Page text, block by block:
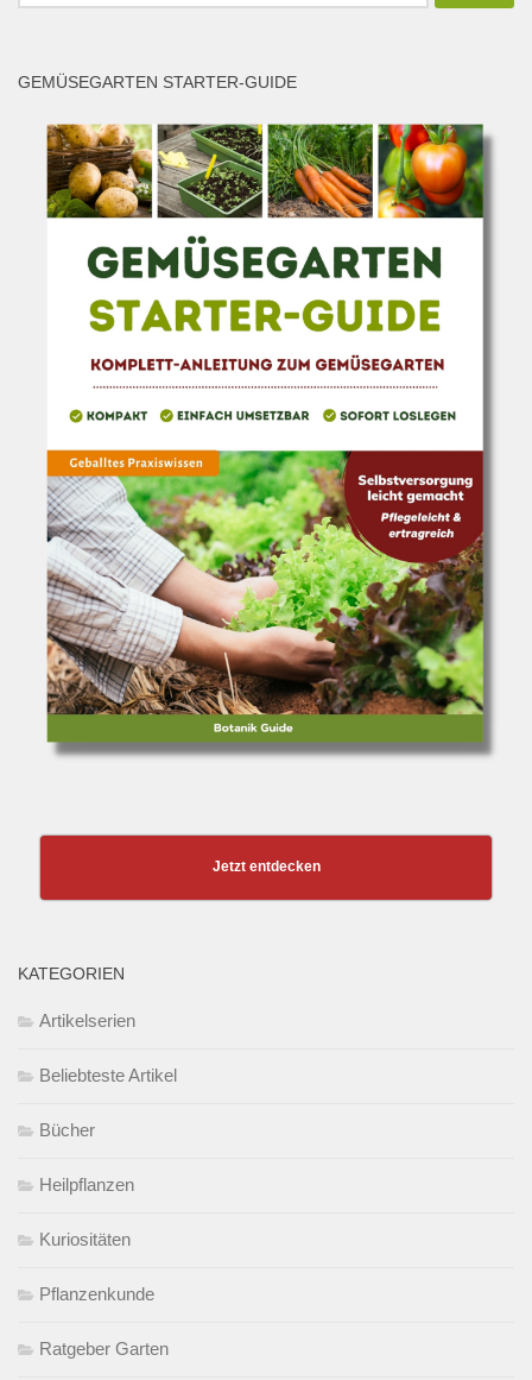
nach:
GEMÜSEGARTEN STARTER-GUIDE
Jetzt entdecken
KATEGORIEN
Artikelserien
Beliebteste Artikel
Bücher
Heilpflanzen
Kuriositäten
Pflanzenkunde
Ratgeber Garten